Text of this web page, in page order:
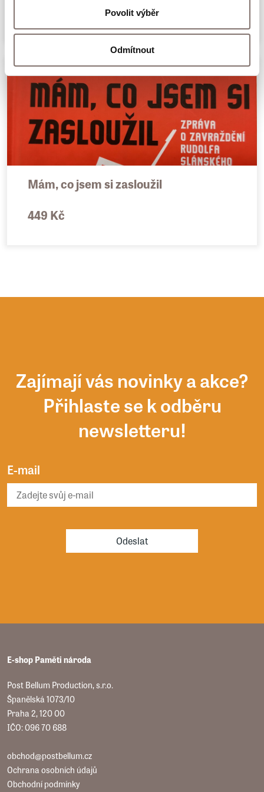
Povolit výběr
Odmítnout
Mám, co jsem si zasloužil
449 Kč
Zajímají vás novinky a akce?
Přihlaste se k odběru
newsletteru!
E-mail
Odeslat
E-shop Paměti národa
Post Bellum Production, s.r.o.
Španělská 1073/10
Praha 2, 120 00
IČO: 096 70 688
obchod@postbellum.cz
Ochrana osobních údajů
Obchodní podmínky